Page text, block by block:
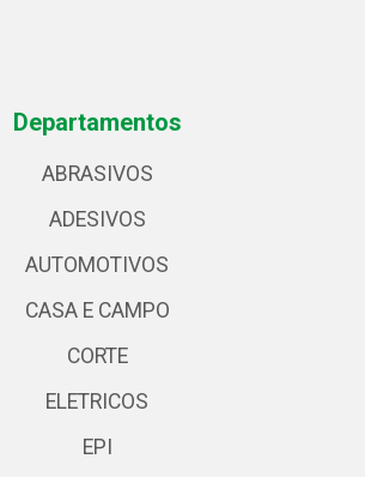
Departamentos
ABRASIVOS
ADESIVOS
AUTOMOTIVOS
CASA E CAMPO
CORTE
ELETRICOS
EPI